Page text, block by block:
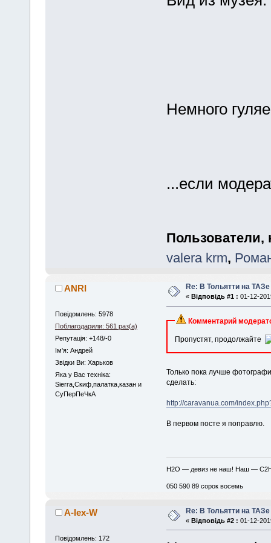
Немного
...если
Пользователи,
valera krm,
ANRI
Повідомлень: 5978
Поблагодарили: 561 раз(а)
Репутація: +148/-0
Iм'я: Андрей
Звідки Ви: Харьков
Яка у Вас техніка:
Sierra,Скиф,палатка,казан и
СуПерПеЧкА
Re: В Тольятти на
« Відповідь #1 : 01-12-
Комментарий
Пропустят, продолжайте
Только пока лучше
сделать:
http://caravanua.com/
В первом посте я поправлю.
H2O — девиз не наш! Наш —
050 590 89 сорок восемь
A-lex-W
Повідомлень: 172
Re: В Тольятти на
« Відповідь #2 : 01-12-